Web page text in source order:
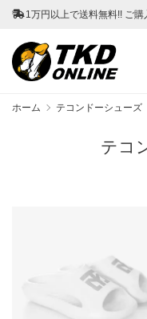
1万円以上で送料無料!! ご購
ホーム テコンドーシューズ
テコ